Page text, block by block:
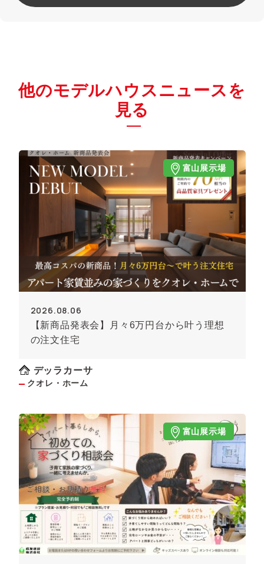
他のモデルハウスニュースを
見る
富山展示場
2026.08.06
【新商品発表会】月々6万円台から叶う理想
の注文住宅
デッラカーサ
クオレ・ホーム
富山展示場